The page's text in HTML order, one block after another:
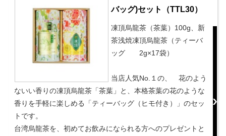
バッグ)セット（TTL30）
凍頂烏龍茶（茶葉）100g、新
茶浅焼凍頂烏龍茶（ティーバ
ッグ 2g×17袋）
当店人気No.１の、 花のよう
ないい香りの凍頂烏龍茶「茶葉」と、本格茶葉の花のような
香りを手軽に楽しめる「ティーバッグ（ヒモ付き）」のセッ
トです。
台湾烏龍茶を、初めてお飲みになられる方へのプレゼントと